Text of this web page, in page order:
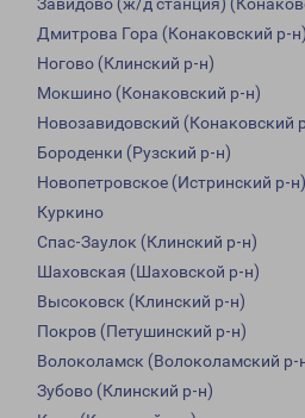
Завидово (ж/д станция)
Дмитрова Гора (Конаковский р-н)
Ногово (Клинский р-н)
Мокшино (Конаковский р-н)
Новозавидовский (Конаковский
Бороденки (Рузский р-н)
Новопетровское (Истринский р-н)
Куркино
Спас-Заулок (Клинский р-н)
Шаховская (Шаховской р-н)
Высоковск (Клинский р-н)
Покров (Петушинский р-н)
Волоколамск (Волоколамский р-
Зубово (Клинский р-н)